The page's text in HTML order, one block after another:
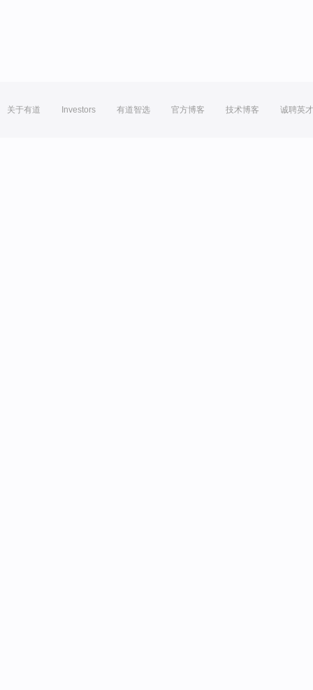
关于有道 Investors 有道智选 官方博客 技术博客 诚聘英才